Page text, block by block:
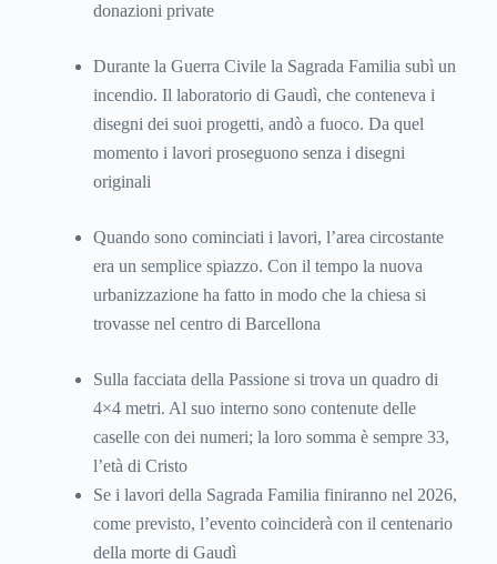
donazioni private
Durante la Guerra Civile la Sagrada Familia subì un
incendio. Il laboratorio di Gaudì, che conteneva i
disegni dei suoi progetti, andò a fuoco. Da quel
momento i lavori proseguono senza i disegni
originali
Quando sono cominciati i lavori, l’area circostante
era un semplice spiazzo. Con il tempo la nuova
urbanizzazione ha fatto in modo che la chiesa si
trovasse nel centro di Barcellona
Sulla facciata della Passione si trova un quadro di
4×4 metri. Al suo interno sono contenute delle
caselle con dei numeri; la loro somma è sempre 33,
l’età di Cristo
Se i lavori della Sagrada Familia finiranno nel 2026,
come previsto, l’evento coinciderà con il centenario
della morte di Gaudì